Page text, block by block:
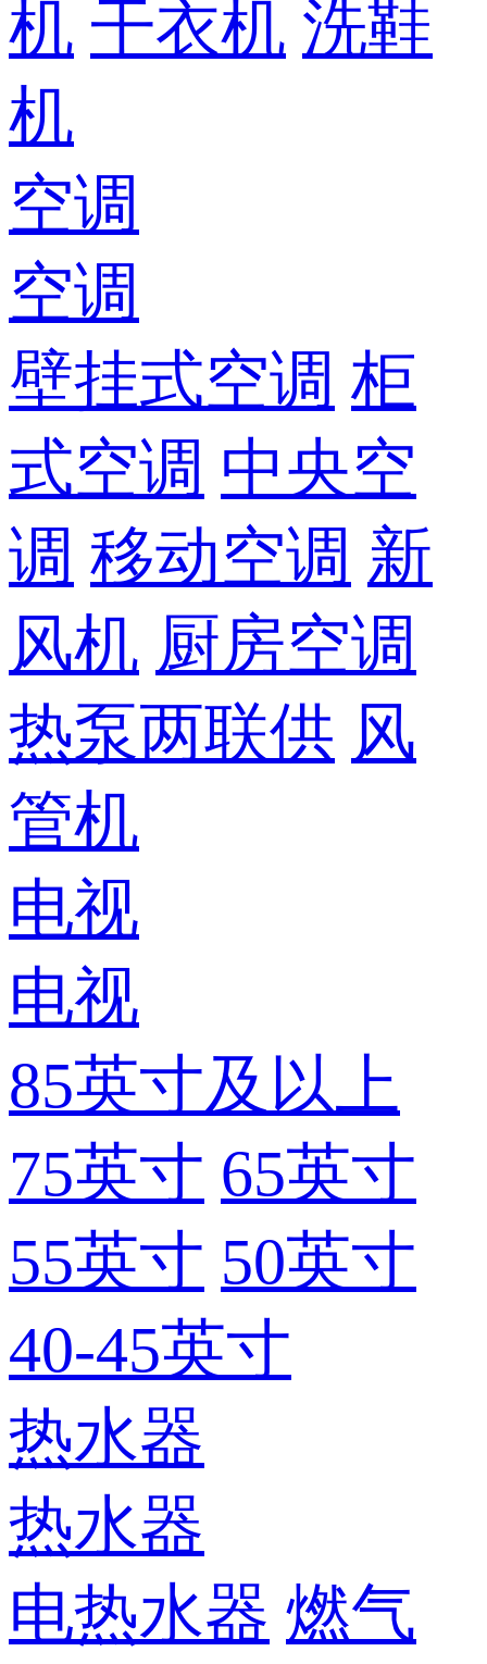
机 干衣机 洗鞋
机
空调
空调
壁挂式空调 柜
式空调 中央空
调 移动空调 新
风机 厨房空调
热泵两联供 风
管机
电视
电视
85英寸及以上
75英寸 65英寸
55英寸 50英寸
40-45英寸
热水器
热水器
电热水器 燃气